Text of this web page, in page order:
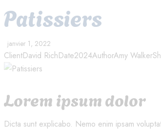
Patissiers
janvier 1, 2022
ClientDavid RichDate2024AuthorAmy Walker
Lorem ipsum dolor
Dicta sunt explicabo. Nemo enim ipsam